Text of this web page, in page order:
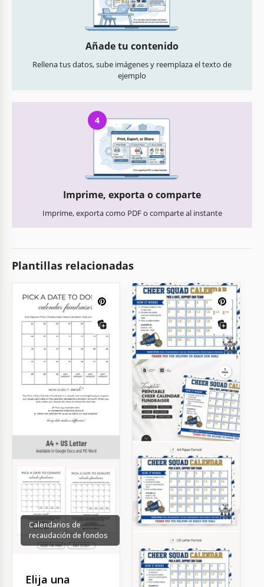
Añade tu contenido
Rellena tus datos, sube imágenes y reemplaza el texto de
ejemplo
4
Imprime, exporta o comparte
Imprime, exporta como PDF o comparte al instante
Plantillas relacionadas
Calendarios de
recaudación de fondos
Elija una